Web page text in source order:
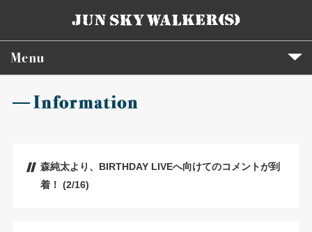
森純太より、BIRTHDAY LIVEへ向けてのコメントが到
着！ (2/16)